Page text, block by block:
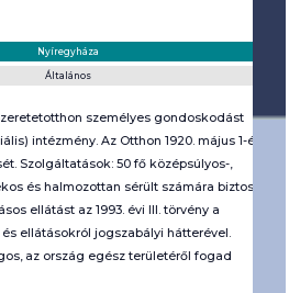
Nyíregyháza
Általános
személyes gondoskodást
intézmény. Az Otthon 1920. május 1-én
Szolgáltatások: 50 fő középsúlyos-,
és halmozottan sérült számára biztosít
ellátást az 1993. évi III. törvény a
ellátásokról jogszabályi hátterével.
az ország egész területéről fogad